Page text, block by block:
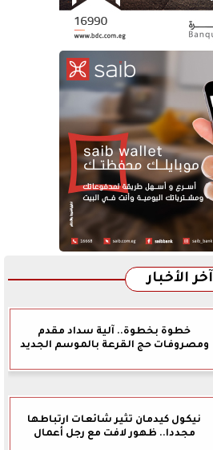
آخر الأخبار
خطوة بخطوة.. آلية سداد مقدم
ومصروفات حج القرعة بالموسم الجديد
نيكول كيدمان تثير شائعات ارتباطها
مجددا.. ظهور لافت مع رجل أعمال